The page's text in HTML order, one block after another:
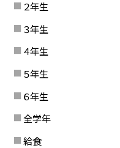
２年生
３年生
４年生
５年生
６年生
全学年
給食